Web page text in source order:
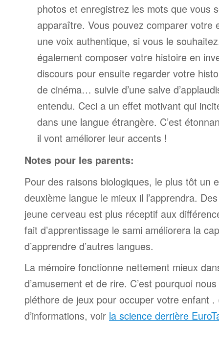
photos et enregistrez les mots que vous
apparaître. Vous pouvez comparer votre
une voix authentique, si vous le
également composer votre histoire en
discours pour ensuite regarder votre
de cinéma… suivie d’une salve
entendu. Ceci a un effet motivant qui
dans une langue étrangère. C’est
il vont améliorer leur accents !
Notes pour les parents:
Pour des raisons biologiques, le plus tôt un
deuxième langue le mieux il l’apprendra.
jeune cerveau est plus réceptif aux
fait d’apprentissage le sami améliorera la
d’apprendre d’autres langues.
La mémoire fonctionne nettement mieux
d’amusement et de rire. C’est pourquoi
pléthore de jeux pour occuper votre enfant .
d’informations, voir la science derrière